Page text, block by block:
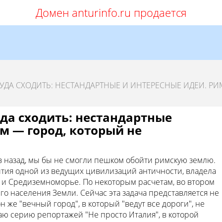
Домен anturinfo.ru продается
СХОДИТЬ: НЕСТАНДАРТНЫЕ И ИНТЕРЕСНЫЕ ИДЕИ.
сходить: нестандартные
— город, который не
мы бы не смогли пешком обойти римскую землю.
одной из ведущих цивилизаций античности, владела
Средиземноморье. По некоторым расчетам, во втором
населения Земли. Сейчас эта задача представляется не
"вечный город", в который "ведут все дороги", не
серию репортажей "Не просто Италия", в которой